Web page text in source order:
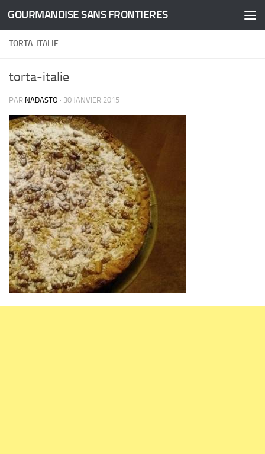
Skip to content
GOURMANDISE SANS FRONTIERES
TORTA-ITALIE
torta-italie
PAR NADASTO · 30 JANVIER 2015